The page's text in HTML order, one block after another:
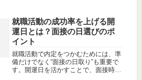
します。
就職活動の成功率を上げる開
運日とは？面接の日選びのポ
イント
就職活動で内定をつかむためには、準
備だけでなく“面接の日取り”も重要で
す。開運日を活かすことで、面接時の